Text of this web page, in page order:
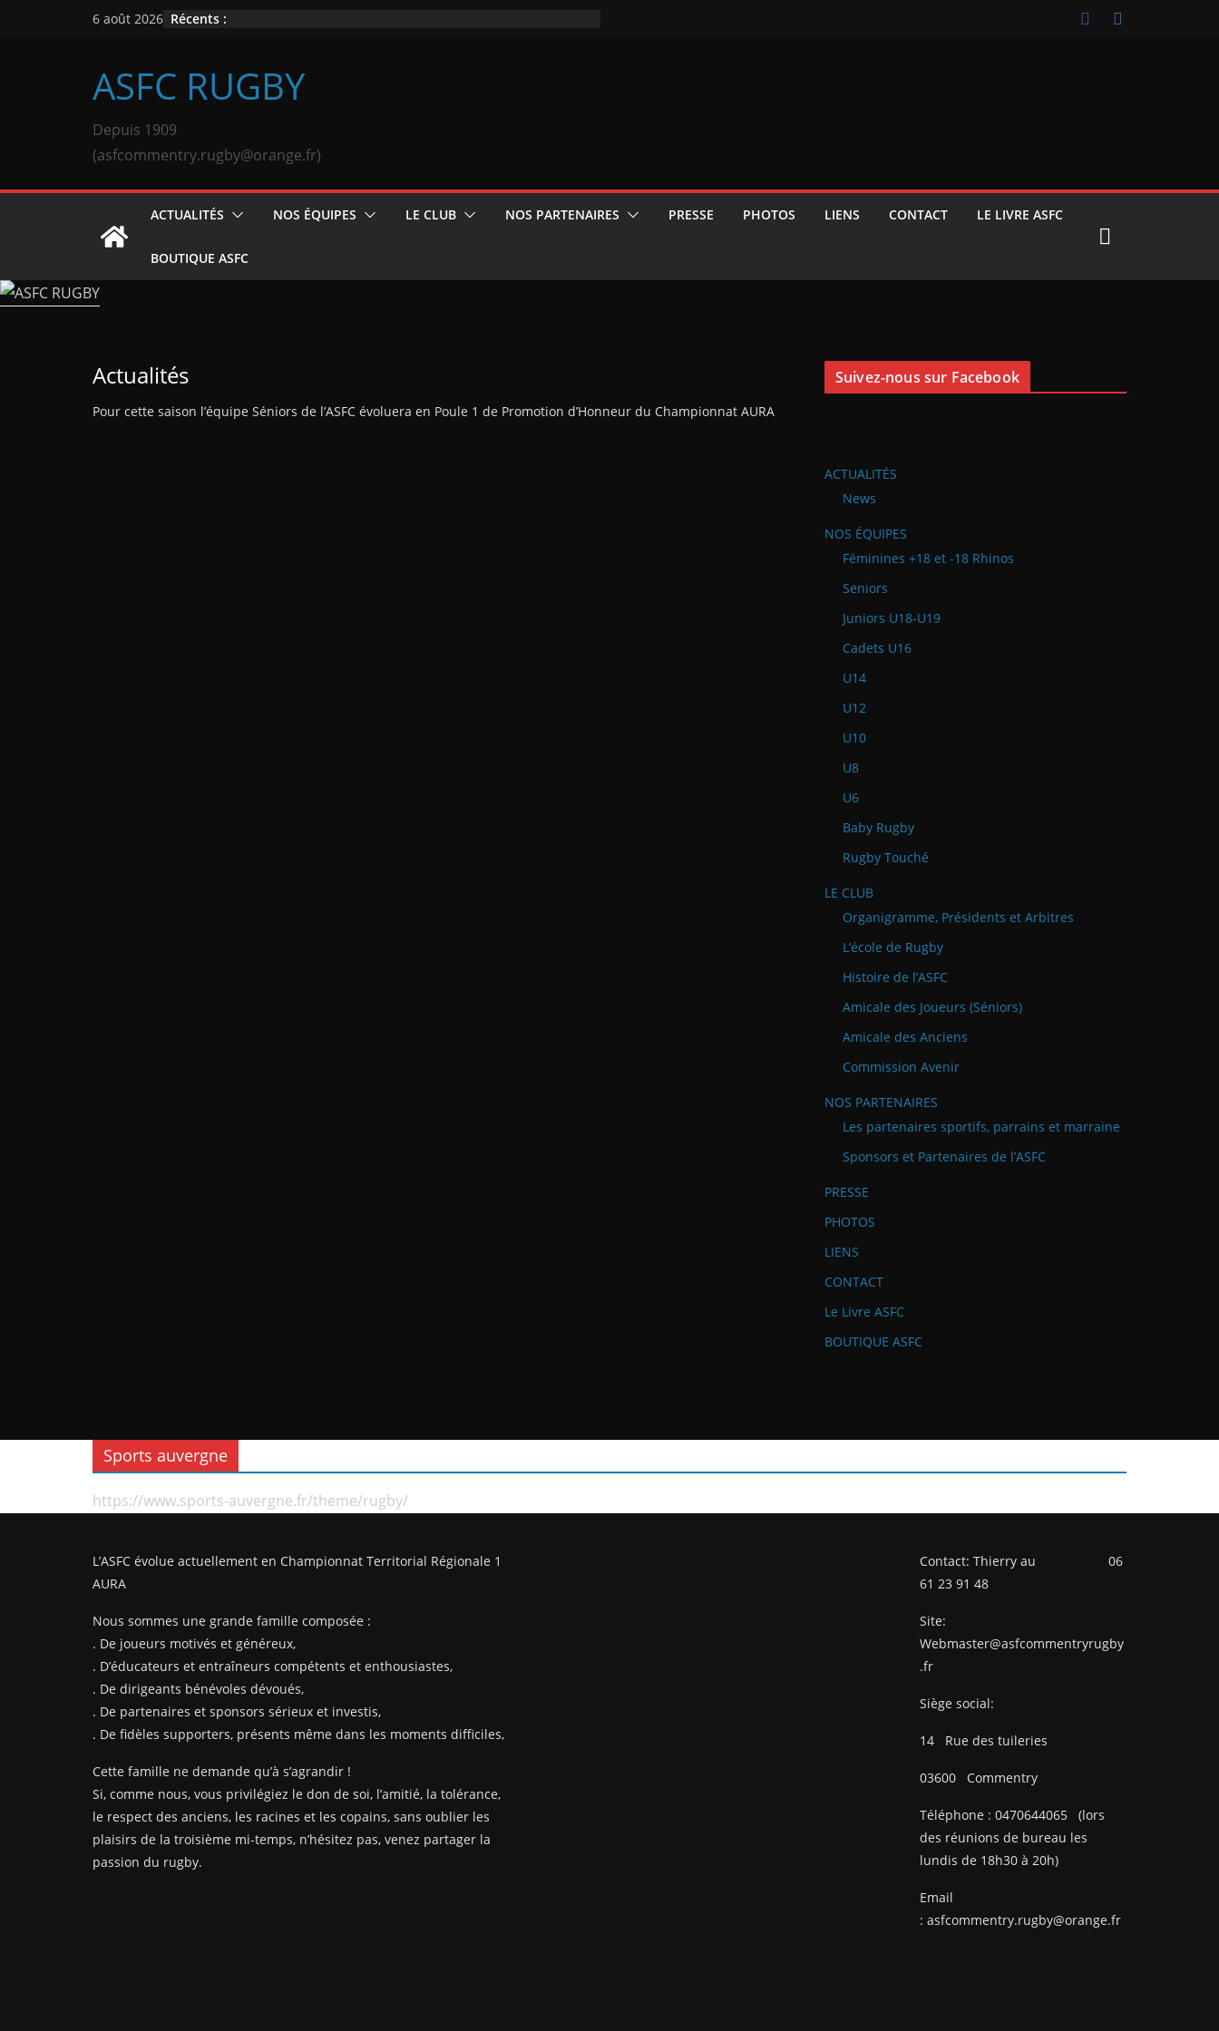
6 août 2026 Récents :
ASFC RUGBY
Depuis 1909
(asfcommentry.rugby@orange.fr)
ACTUALITÉS NOS ÉQUIPES LE CLUB NOS PARTENAIRES PRESSE PHOTOS LIENS CONTACT LE LIVRE ASFC
BOUTIQUE ASFC
Actualités
Pour cette saison l’équipe Séniors de l’ASFC évoluera en Poule 1 de Promotion d’Honneur du Championnat AURA
Suivez-nous sur Facebook
ACTUALITÉS
News
NOS ÉQUIPES
Féminines +18 et -18 Rhinos
Seniors
Juniors U18-U19
Cadets U16
U14
U12
U10
U8
U6
Baby Rugby
Rugby Touché
LE CLUB
Organigramme, Présidents et Arbitres
L’école de Rugby
Histoire de l’ASFC
Amicale des Joueurs (Séniors)
Amicale des Anciens
Commission Avenir
NOS PARTENAIRES
Les partenaires sportifs, parrains et marraine
Sponsors et Partenaires de l’ASFC
PRESSE
PHOTOS
LIENS
CONTACT
Le Livre ASFC
BOUTIQUE ASFC
Sports auvergne
https://www.sports-auvergne.fr/theme/rugby/
L’ASFC évolue actuellement en Championnat Territorial Régionale 1
AURA
Nous sommes une grande famille composée :
. De joueurs motivés et généreux,
. D’éducateurs et entraîneurs compétents et enthousiastes,
. De dirigeants bénévoles dévoués,
. De partenaires et sponsors sérieux et investis,
. De fidèles supporters, présents même dans les moments difficiles,
Cette famille ne demande qu’à s’agrandir !
Si, comme nous, vous privilégiez le don de soi, l’amitié, la tolérance,
le respect des anciens, les racines et les copains, sans oublier les
plaisirs de la troisième mi-temps, n’hésitez pas, venez partager la
passion du rugby.
Contact: Thierry au 06
61 23 91 48
Site:
Webmaster@asfcommentryrugby
.fr
Siège social:
14 Rue des tuileries
03600 Commentry
Téléphone : 0470644065
(lors
des réunions de bureau les
lundis de 18h30 à 20h)
Email
: asfcommentry.rugby@orange.fr